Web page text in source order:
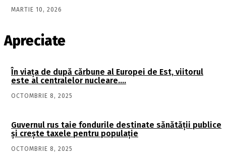
MARTIE 10, 2026
Apreciate
În viaţa de după cărbune al Europei de Est, viitorul
este al centralelor nucleare….
OCTOMBRIE 8, 2025
Guvernul rus taie fondurile destinate sănătății publice
și crește taxele pentru populație
OCTOMBRIE 8, 2025